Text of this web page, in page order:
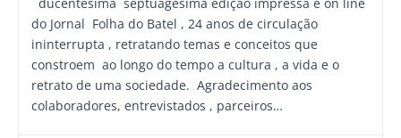
do Jornal Folha do Batel , 24 anos de circulação
ininterrupta , retratando temas e conceitos que
constroem ao longo do tempo a cultura , a vida e o
retrato de uma sociedade. Agradecimento aos
colaboradores, entrevistados , parceiros…